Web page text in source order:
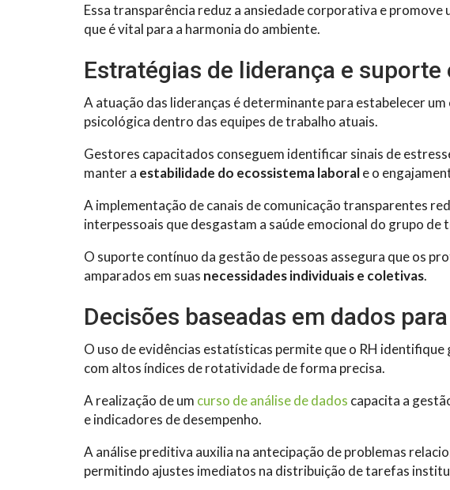
Essa transparência reduz a ansiedade corporativa e promove
que é vital para a harmonia do ambiente.
Estratégias de liderança e suporte
A atuação das lideranças é determinante para estabelecer um
psicológica dentro das equipes de trabalho atuais.
Gestores capacitados conseguem identificar sinais de
manter a estabilidade do ecossistema laborale o
A implementação de canais de comunicação transparentes
interpessoais que desgastam a saúde emocional do grupo de
O suporte contínuo da gestão de pessoas assegura que os
amparados em suas necessidades individuais e coletivas.
Decisões baseadas em dados
O uso de evidências estatísticas permite que o RH
com altos índices de rotatividade de forma precisa.
A realização de um curso de análise de dados capacita a
e indicadores de desempenho.
A análise preditiva auxilia na antecipação de problemas
permitindo ajustes imediatos na distribuição de tarefas